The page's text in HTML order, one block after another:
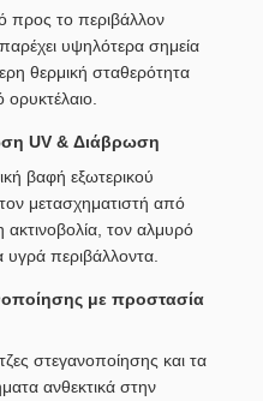
προς το περιβάλλον
υψηλότερα σημεία
θερμική σταθερότητα
UV & Διάβρωση
βαφή εξωτερικού
μετασχηματιστή από
τον αλμυρό
υγρά περιβάλλοντα.
με προστασία
στεγανοποίησης και τα
ανθεκτικά στην